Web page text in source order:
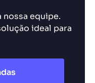
nossa equipe.
ideal para